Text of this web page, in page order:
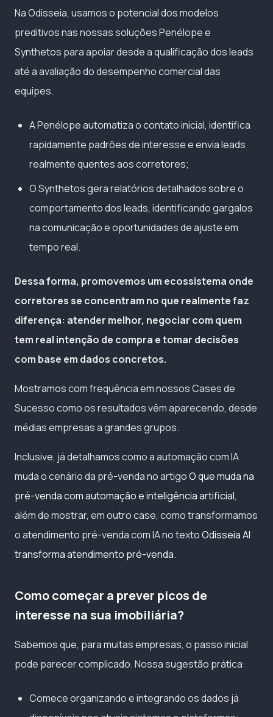
Na Odisseia, usamos o potencial dos modelos
preditivos nas nossas soluções Penélope e
Synthetos para apoiar desde a qualificação dos leads
até a avaliação do desempenho comercial das
equipes.
A Penélope automatiza o contato inicial, identifica
rapidamente padrões de interesse e envia leads
realmente quentes aos corretores;
O Synthetos gera relatórios detalhados sobre o
comportamento dos leads, identificando gargalos
na comunicação e oportunidades de ajuste em
tempo real.
Dessa forma, promovemos um ecossistema onde
corretores se concentram no que realmente faz
diferença: atender melhor, negociar com quem
tem real intenção de compra e tomar decisões
com base em dados concretos.
Mostramos com frequência em nossos Cases de
Sucesso como os resultados vêm aparecendo, desde
médias empresas a grandes grupos.
Inclusive, já detalhamos como a automação com IA
muda o cenário da pré-venda no artigoO que muda na
pré-venda com automação e inteligência artificial,
além de mostrar, em outro case, como transformamos
o atendimento pré-venda com IA no textoOdisseia AI
transforma atendimento pré-venda.
Como começar a prever picos de
interesse na sua imobiliária?
Sabemos que, para muitas empresas, o passo inicial
pode parecer complicado. Nossa sugestão prática:
Comece organizando e integrando os dados já